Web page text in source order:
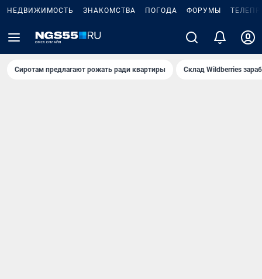
НЕДВИЖИМОСТЬ ЗНАКОМСТВА ПОГОДА ФОРУМЫ
Сиротам предлагают рожать ради квартиры Склад Wildberries